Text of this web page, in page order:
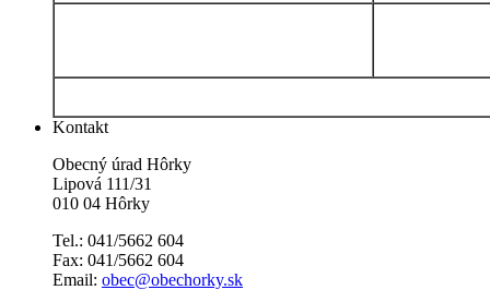
Kontakt
Obecný úrad Hôrky
Lipová 111/31
010 04 Hôrky
Tel.: 041/5662 604
Fax: 041/5662 604
Email: obec@obechorky.sk